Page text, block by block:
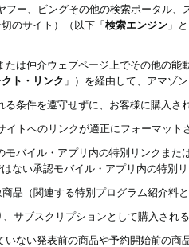
フー、ビングその他の検索ポータル
のサイト）（以下「検索エンジン 」
たは仲介ウェブページ上でその他の
ト・リンク 」）を経由して、アマゾ
条件を遵守せずに、お客様に購入さ
イトへのリンクが適正にフォーマッ
モバイル・アプリ内の特別リンクま
ない承認モバイル・アプリ内の特別
品（関連する特別プログラム紹介料
サブスクリプションとして購入され
いない発表前の商品や予約開始前の商